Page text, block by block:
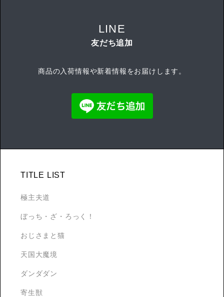
LINE
友だち追加
商品の入荷情報や新着情報をお届けします。
TITLE LIST
極主夫道
ぼっち・ざ・ろっく！
おじさまと猫
天国大魔境
ダンダダン
寄生獣